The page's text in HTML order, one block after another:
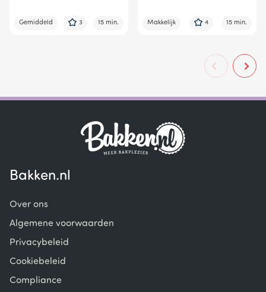
Gemiddeld 3 15 min. Makkelijk 4 15 min.
Bakken.nl
Over ons
Algemene voorwaarden
Privacybeleid
Cookiebeleid
Compliance